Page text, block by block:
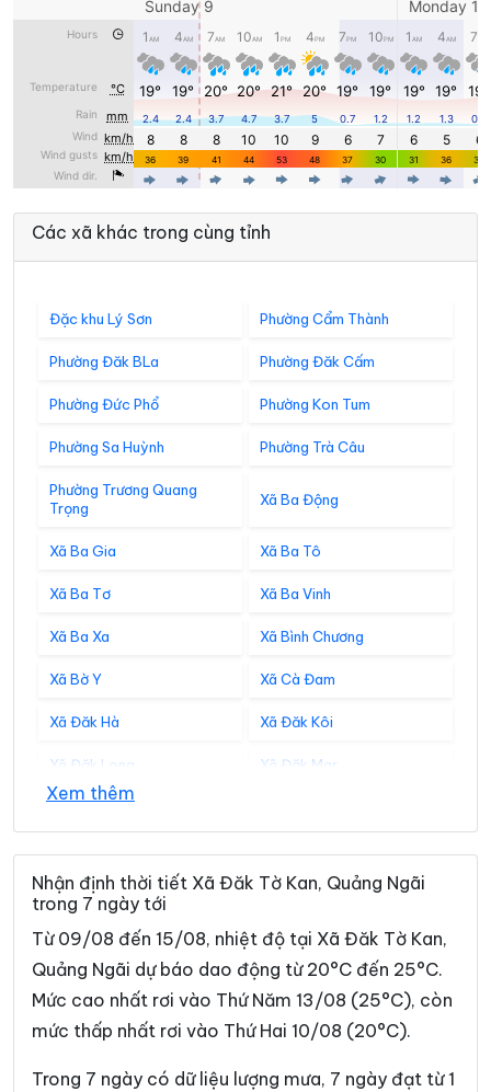
Các xã khác trong cùng tỉnh
Đặc khu Lý Sơn Phường Cẩm Thành
Phường Đăk BLa Phường Đăk Cấm
Phường Đức Phổ Phường Kon Tum
Phường Sa Huỳnh Phường Trà Câu
Phường Trương Quang
Trọng
Xã Ba Động
Xã Ba Gia Xã Ba Tô
Xã Ba Tơ Xã Ba Vinh
Xã Ba Xa Xã Bình Chương
Xã Bờ Y Xã Cà Đam
Xã Đăk Hà Xã Đăk Kôi
Xã Đăk Long Xã Đăk Mar
Xã Đăk Môn
Xã Đăk Plô Xã Đăk Pxi
Xã Đăk Rơ Wa Xã Đăk Rve
Xã Đăk Sao Xã Đăk Tô
Xã Đăk Ui Xã Đặng Thùy Trâm
Xã Đình Cương Xã Đông Sơn
Xem thêm
Nhận định thời tiết Xã Đăk Tờ Kan, Quảng Ngãi
trong 7 ngày tới
Từ 09/08 đến 15/08, nhiệt độ tại Xã Đăk Tờ Kan,
Quảng Ngãi dự báo dao động từ 20°C đến 25°C.
Mức cao nhất rơi vào Thứ Năm 13/08 (25°C), còn
mức thấp nhất rơi vào Thứ Hai 10/08 (20°C).
Trong 7 ngày có dữ liệu lượng mưa, 7 ngày đạt từ 1